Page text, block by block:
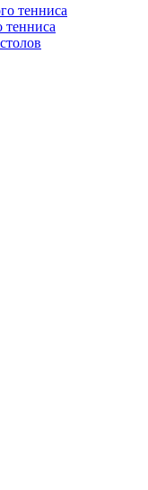
тенниса
тенниса